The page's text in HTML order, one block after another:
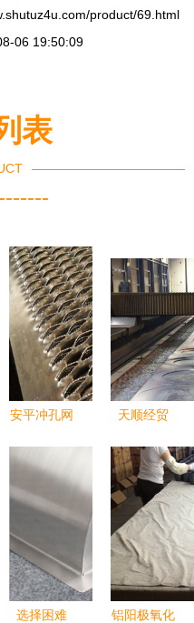
product/69.html
06 19:50:09
表
安平冲孔网
锈钢幕墙网
高端货架圆
孔网洞洞板
工艺探秘
天顺经贸
品
选择困难
铝阳极氧化